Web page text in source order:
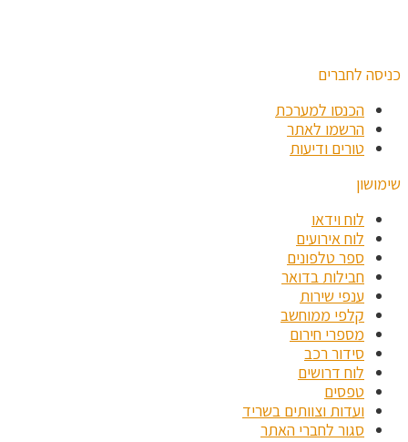
כניסה לחברים
הכנסו למערכת
הרשמו לאתר
טורים ודיעות
שימושון
לוח וידאו
לוח אירועים
ספר טלפונים
חבילות בדואר
ענפי שירות
קלפי ממוחשב
מספרי חירום
סידור רכב
לוח דרושים
טפסים
ועדות וצוותים בשריד
סגור לחברי האתר